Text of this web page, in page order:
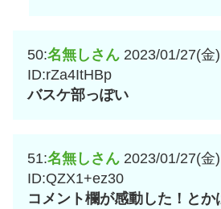
50:名無しさん 2023/01/27(金
ID:rZa4ItHBp
バスケ部っぽい
51:名無しさん 2023/01/27(金
ID:QZX1+ez30
コメント欄が感動した！とか